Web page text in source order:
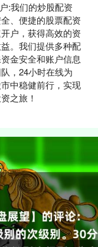
:我们的炒股配资
、便捷的股票配资
户，获得高效的资
。我们提供多种配
金安全和账户信息
，24小时在线为
中稳健前行，实现
之旅！